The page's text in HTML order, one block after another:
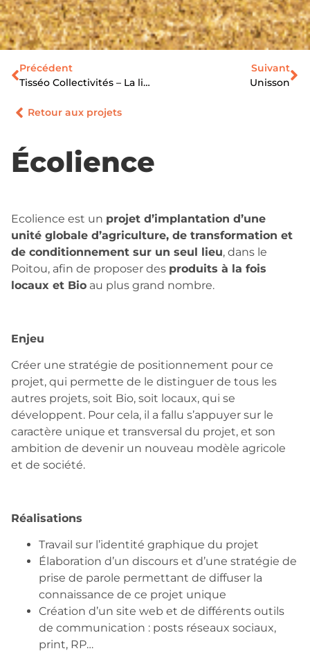
Précédent
Tisséo Collectivités – La ligne C avance
Suivant
Unisson
Retour aux projets
Écolience
Ecolience est un projet d’implantation d’une
unité globale d’agriculture, de transformation et
de conditionnement sur un seul lieu, dans le
Poitou, afin de proposer des produits à la fois
locaux et Bio au plus grand nombre.
Enjeu
Créer une stratégie de positionnement pour ce
projet, qui permette de le distinguer de tous les
autres projets, soit Bio, soit locaux, qui se
développent. Pour cela, il a fallu s’appuyer sur le
caractère unique et transversal du projet, et son
ambition de devenir un nouveau modèle agricole
et de société.
Réalisations
Travail sur l’identité graphique du projet
Élaboration d’un discours et d’une stratégie de
prise de parole permettant de diffuser la
connaissance de ce projet unique
Création d’un site web et de différents outils
de communication : posts réseaux sociaux,
print, RP…